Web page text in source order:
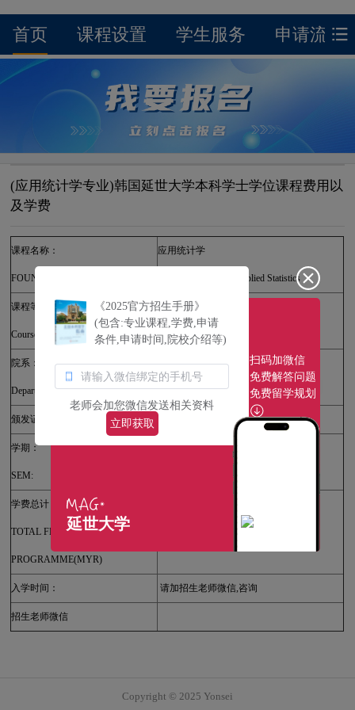
首页 课程设置 学生服务 申请流程
(应用统计学专业)韩国延世大学本科学士学位课程费用以
及学费
课程名称：
FOUNDATION PROGRAMME：
应用统计学
Bachelor's degree in Applied Statistics
课程等级：
Course Level：
学士学位
Bachelor's degree
院系：
Department:
商经学院
School of Business and Economics
颁发证书：
学期：
SEM:
请加招生老师微信,咨询
学费总计：
TOTAL FEE PER
PROGRAMME(MYR)
入学时间： 请加招生老师微信,咨询
招生老师微信
Copyright © 2025 Yonsei
《2025官方招生手册》
(包含:专业课程,学费,申请
条件,申请时间,院校介绍等)
老师会加您微信发送相关资料
立即获取
延世大学
扫码加微信
免费解答问题
免费留学规划